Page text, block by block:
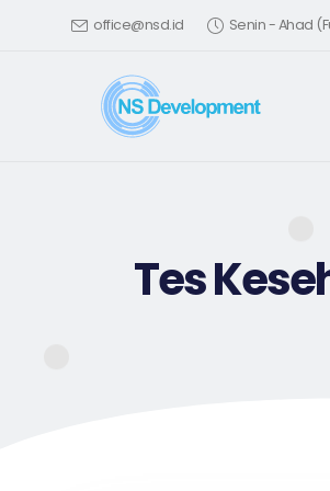
office@nsd.id Senin - Ahad
Tes